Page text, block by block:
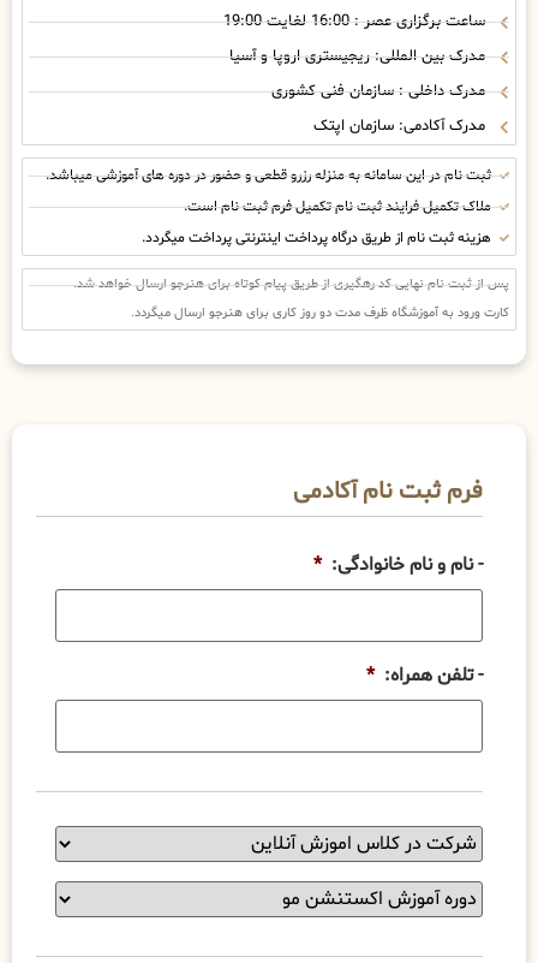
ساعت برگزاری عصر : 16:00 لغایت 19:00
مدرک بین المللی: ریجیستری اروپا و آسیا
مدرک داخلی : سازمان فنی کشوری
مدرک آکادمی: سازمان اپتک
ثبت نام در این سامانه به منزله رزرو قطعی و حضور در دوره های آموزشی میباشد.
ملاک تکمیل فرایند ثبت نام تکمیل فرم ثبت نام است.
هزینه ثبت نام از طریق درگاه پرداخت اینترنتی پرداخت میگردد.
پس از ثبت نام نهایی کد رهگیری از طریق پیام کوتاه برای هنرجو ارسال خواهد شد.
کارت ورود به آموزشگاه ظرف مدت دو روز کاری برای هنرجو ارسال میگردد.
فرم ثبت نام آکادمی
- نام و نام خانوادگی: *
- تلفن همراه: *
شرایط
دوره
آموزشی
شما
عنوان